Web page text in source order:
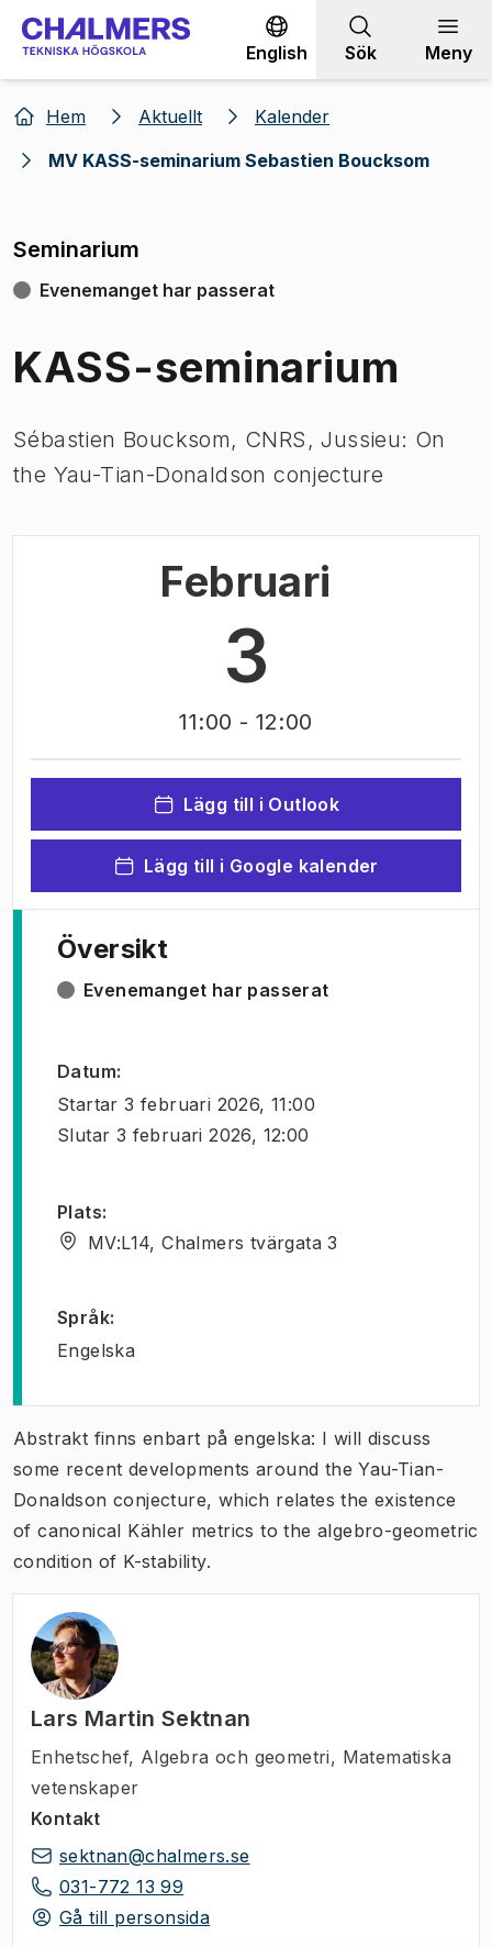
Gå till innehållet
English Sök Meny
Hem Aktuellt
Kalender
MV KASS-seminarium Sebastien Boucksom
Seminarium
Evenemanget har passerat
KASS-seminarium
Sébastien Boucksom, CNRS, Jussieu: On
the Yau-Tian-Donaldson conjecture
Februari
3
11:00 - 12:00
Lägg till i Outlook
Lägg till i Google kalender
Översikt
Evenemanget har passerat
Datum:
Startar 3 februari 2026, 11:00
Slutar 3 februari 2026, 12:00
Plats:
MV:L14, Chalmers tvärgata 3
Språk:
Engelska
Abstrakt finns enbart på engelska: I will discuss
some recent developments around the Yau-Tian-
Donaldson conjecture, which relates the existence
of canonical Kähler metrics to the algebro-geometric
condition of K-stability.
Lars Martin Sektnan
Enhetschef, Algebra och geometri, Matematiska
vetenskaper
Kontakt
sektnan@chalmers.se
031-772 13 99
Gå till personsida